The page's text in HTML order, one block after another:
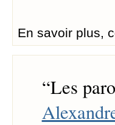
En savoir plus,
“Les